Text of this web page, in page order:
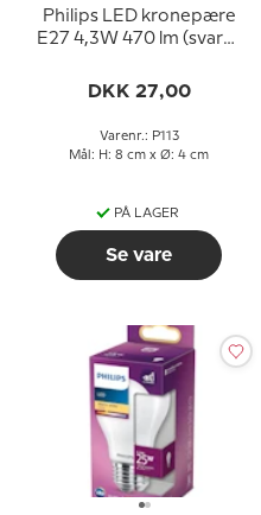
Philips LED kronepære
E27 4,3W 470 lm (svarer
Lys 2700k (15000 timer)
DKK 27,00
Varenr.: P113
Mål: H: 8 cm x Ø: 4 cm
PÅ LAGER
Se vare